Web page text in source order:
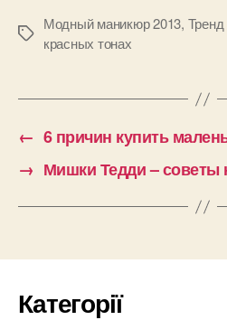
Позначки
Модный маникюр 2013,
красных тонах
← 6 причин купить
→ Мишки Тедди –
Категорії